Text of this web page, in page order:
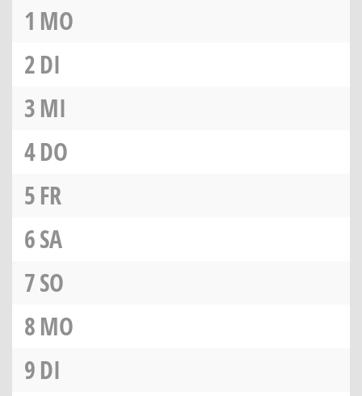
1 MO
2DI
3MI
4DO
5FR
6SA
7SO
8MO
9DI